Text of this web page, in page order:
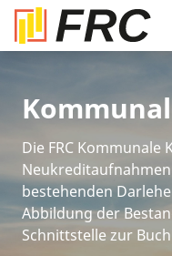
Die FRC
bestehenden
Abbildung der
Schnittstelle zur